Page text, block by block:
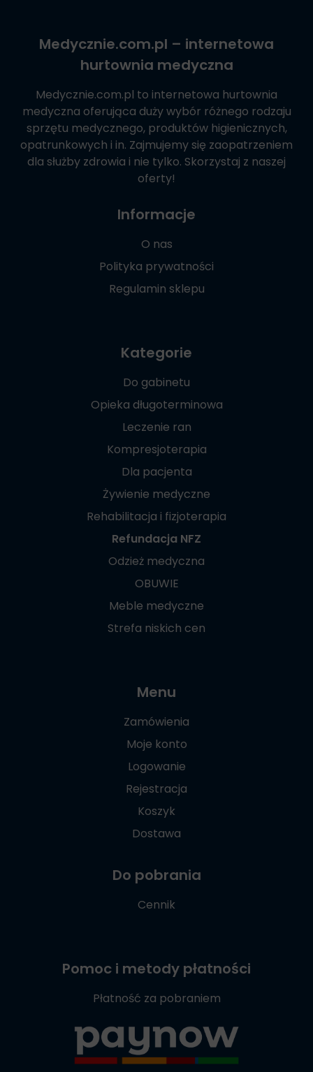
Medycznie.com.pl – internetowa
hurtownia medyczna
Medycznie.com.pl to internetowa hurtownia
medyczna oferująca duży wybór różnego rodzaju
sprzętu medycznego, produktów higienicznych,
opatrunkowych i in. Zajmujemy się zaopatrzeniem
dla służby zdrowia i nie tylko. Skorzystaj z naszej
oferty!
Informacje
O nas
Polityka prywatności
Regulamin sklepu
Kategorie
Do gabinetu
Opieka długoterminowa
Leczenie ran
Kompresjoterapia
Dla pacjenta
Żywienie medyczne
Rehabilitacja i fizjoterapia
Refundacja NFZ
Odzież medyczna
OBUWIE
Meble medyczne
Strefa niskich cen
Menu
Zamówienia
Moje konto
Logowanie
Rejestracja
Koszyk
Dostawa
Do pobrania
Cennik
Pomoc i metody płatności
Płatność za pobraniem